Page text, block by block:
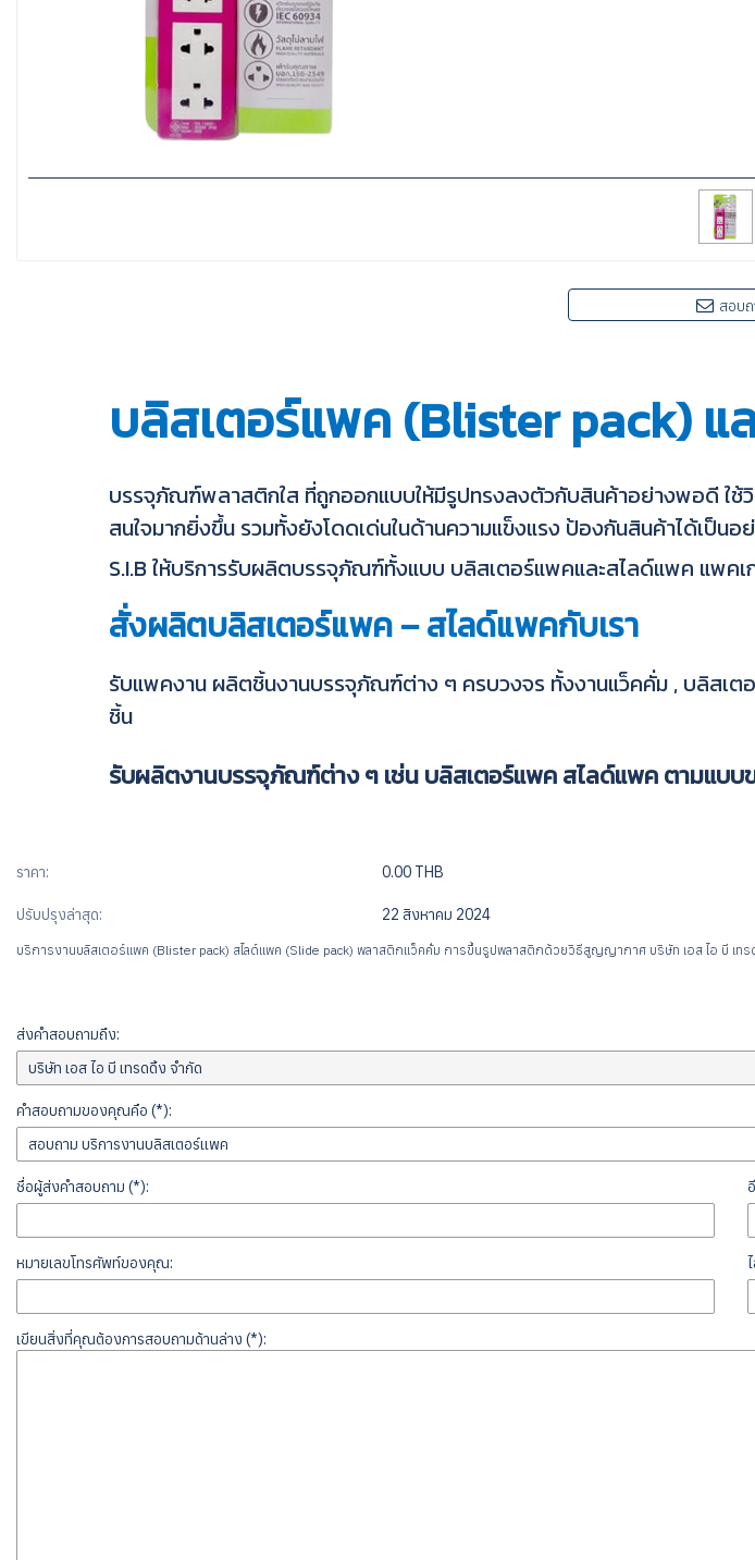
สอบ
บลิสเตอร์แพค (Blister pack) แ
บรรจุภัณฑ์พลาสติกใส ที่ถูกออกแบบให้มีรูปทรงลงตัวกับสินค้าอย่างพอดี ใช้
สนใจมากยิ่งขึ้น รวมทั้งยังโดดเด่นในด้านความแข็งแรง ป้องกันสินค้าได้เป็นอ
S.I.B ให้บริการรับผลิตบรรจุภัณฑ์ทั้งแบบ บลิสเตอร์แพคและสไลด์แพค แพ
สั่งผลิตบลิสเตอร์แพค – สไลด์แพคกับเรา
รับแพคงาน ผลิตชิ้นงานบรรจุภัณฑ์ต่าง ๆ ครบวงจร ทั้งงานแว็คคั่ม , บลิสเ
ชิ้น
รับผลิตงานบรรจุภัณฑ์ต่าง ๆ เช่น บลิสเตอร์แพค สไลด์แพค ตามแบบ
ราคา: 0.00 THB
ปรับปรุงล่าสุด: 22 สิงหาคม 2024
บริการงานบลิสเตอร์แพค (Blister pack) สไลด์แพค (Slide pack) พลาสติกแว็คคั่ม การขึ้นรูปพลาสติกด้วยวิธีสูญญากาศ บริษัท เอส ไอ บี เท
ส่งคำสอบถามถึง:
คำสอบถามของคุณคือ (*):
ชื่อผู้ส่งคำสอบถาม (*):
หมายเลขโทรศัพท์ของคุณ:
เขียนสิ่งที่คุณต้องการสอบถามด้านล่าง (*):